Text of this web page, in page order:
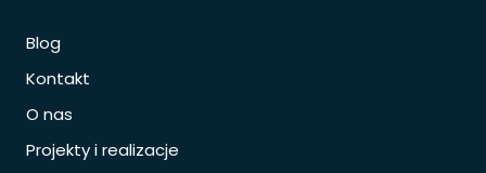
Blog
Kontakt
O nas
Projekty i realizacje